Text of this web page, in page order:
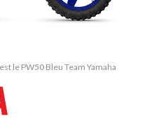
le PW50 Bleu Team Yamaha